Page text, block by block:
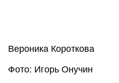
Вероника Короткова
Фото: Игорь Онучин